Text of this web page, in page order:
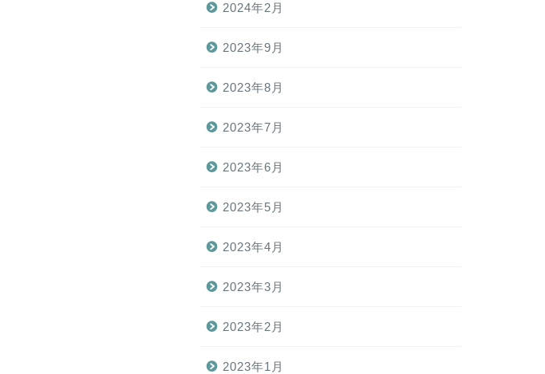
2024年2月
2023年9月
2023年8月
2023年7月
2023年6月
2023年5月
2023年4月
2023年3月
2023年2月
2023年1月